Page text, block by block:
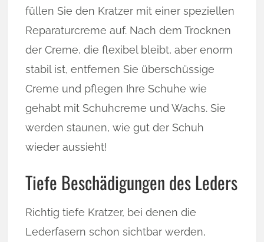
füllen Sie den Kratzer mit einer speziellen
Reparaturcreme auf. Nach dem Trocknen
der Creme, die flexibel bleibt, aber enorm
stabil ist, entfernen Sie überschüssige
Creme und pflegen Ihre Schuhe wie
gehabt mit Schuhcreme und Wachs. Sie
werden staunen, wie gut der Schuh
wieder aussieht!
Tiefe Beschädigungen des Leders
Richtig tiefe Kratzer, bei denen die
Lederfasern schon sichtbar werden,